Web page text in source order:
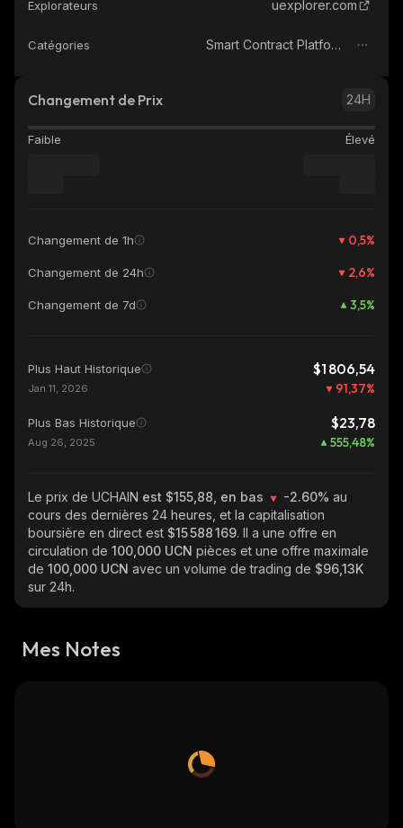
Explorateurs uexplorer.com
Catégories Smart Contract Platform
Changement de Prix 24H
Faible Élevé
Changement de 1h 0,5%
Changement de 24h 2,6%
Changement de 7d 3,5%
Plus Haut Historique $1 806,54
Jan 11, 2026 91,37%
Plus Bas Historique $23,78
Aug 26, 2025 555,48%
Le prix de UCHAIN est $155,88, en bas -2.60% au
cours des dernières 24 heures, et la capitalisation
boursière en direct est $15 588 169. Il a une offre en
circulation de 100,000 UCN pièces et une offre maximale
de 100,000 UCN avec un volume de trading de $96,13K
sur 24h.
Mes Notes